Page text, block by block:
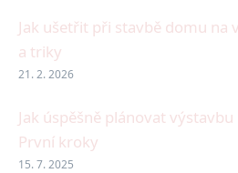
Jak ušetřit při stavbě domu na
a triky
21. 2. 2026
Jak úspěšně plánovat
První kroky
15. 7. 2025